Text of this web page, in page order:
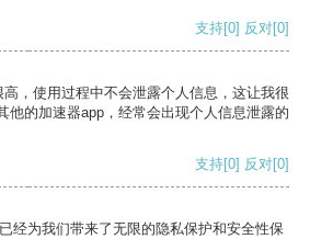
支持[0] 反对[0]
，使用过程中不会泄露个人信息，这让我很
他的加速器app，经常会出现个人信息泄露的
支持[0] 反对[0]
经为我们带来了无限的隐私保护和安全性保